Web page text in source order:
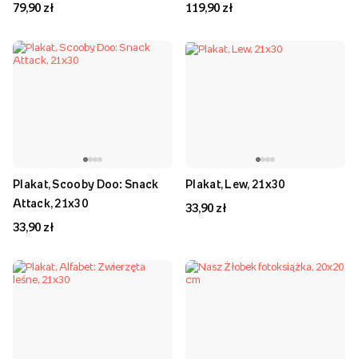
79,90 zł 119,90 zł
Plakat, Scooby Doo: Snack
Attack, 21x30
33,90 zł
Plakat, Lew, 21x30
33,90 zł